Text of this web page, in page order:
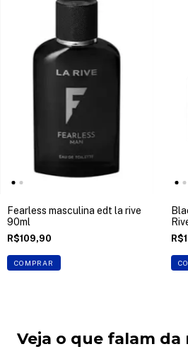
Fearless masculina edt la rive
90ml
R$109,90
COMPRAR
Veja o que falam da